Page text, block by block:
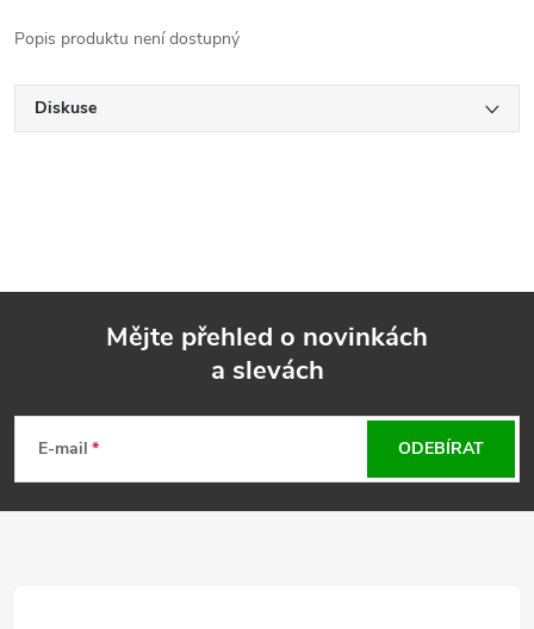
Popis produktu není dostupný
Diskuse
p
Mějte přehled o novinkách
a slevách
E-mail ODEBÍRAT